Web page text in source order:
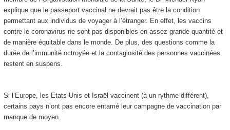
explique que le passeport vaccinal ne devrait pas être la condition
permettant aux individus de voyager à l’étranger. En effet, les vaccins
contre le coronavirus ne sont pas disponibles en assez grande quantité et
de manière équitable dans le monde. De plus, des questions comme la
durée de l’immunité octroyée et la contagiosité des personnes vaccinées
restent en suspens.
Si l’Europe, les Etats-Unis et Israël vaccinent (à un rythme différent),
certains pays n’ont pas encore entamé leur campagne de vaccination par
manque de moyen.